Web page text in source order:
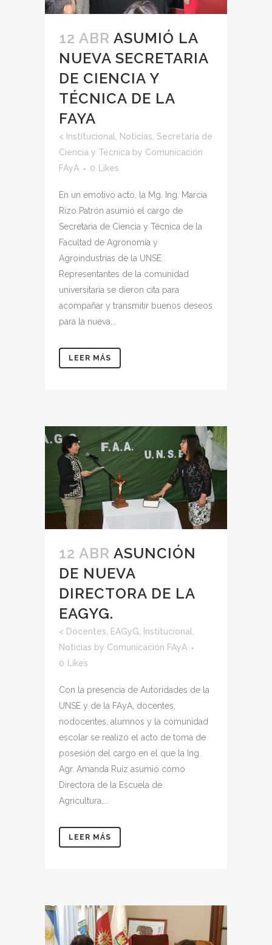
12 ABR ASUMIÓ LA
NUEVA SECRETARIA
DE CIENCIA Y
TÉCNICA DE LA
FAYA
< Institucional, Noticias, Secretaría de
Ciencia y Técnica by Comunicación
FAyA
0 Likes
En un emotivo acto, la Mg. Ing. Marcia
Rizo Patrón asumió el cargo de
Secretaria de Ciencia y Técnica de la
Facultad de Agronomía y
Agroindustrias de la UNSE.
Representantes de la comunidad
universitaria se dieron cita para
acompañar y transmitir buenos deseos
para la nueva...
LEER MÁS
12 ABR ASUNCIÓN
DE NUEVA
DIRECTORA DE LA
EAGYG.
< Docentes EAGyG Institucional
Noticias by Comunicación FAyA
0
Likes
Con la presencia de Autoridades de la
UNSE y de la FAyA, docentes,
nodocentes, alumnos y la comunidad
escolar se realizó el acto de toma de
posesión del cargo en el que la Ing.
Agr. Amanda Ruiz asumió como
Directora de la Escuela de
Agricultura,...
LEER MÁS